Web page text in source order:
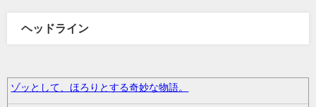
ヘッドライン
ゾッとして、ほろりとする奇妙な物語。